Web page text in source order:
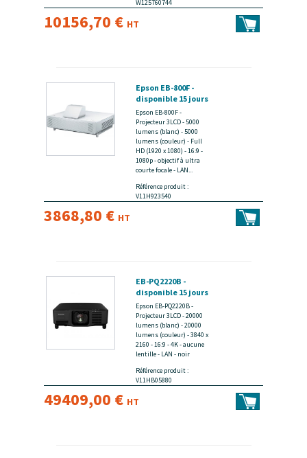
W125760744
10156,70 € HT
Epson EB-800F -
disponible 15 jours
Epson EB-800F -
Projecteur 3LCD - 5000
lumens (blanc) - 5000
lumens (couleur) - Full
HD (1920 x 1080) - 16:9 -
1080p - objectif à ultra
courte focale - LAN...
Référence produit :
V11H923540
3868,80 € HT
EB-PQ2220B -
disponible 15 jours
Epson EB-PQ2220B -
Projecteur 3LCD - 20000
lumens (blanc) - 20000
lumens (couleur) - 3840 x
2160 - 16:9 - 4K - aucune
lentille - LAN - noir
Référence produit :
V11HB05880
49409,00 € HT